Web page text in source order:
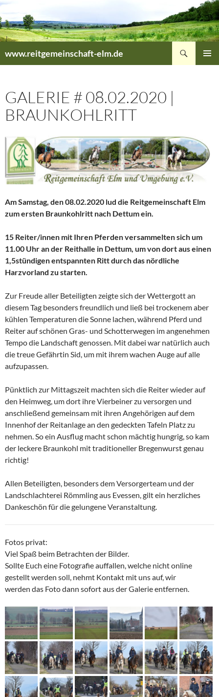
Zum
Inhalt
springen
www.reitgemeinschaft-elm.de
GALERIE # 08.02.2020 |
BRAUNKOHLRITT
Am Samstag, den 08.02.2020 lud die Reitgemeinschaft Elm
zum ersten Braunkohlritt nach Dettum ein.
15 Reiter/innen mit Ihren Pferden versammelten sich um
11.00 Uhr an der Reithalle in Dettum, um von dort aus einen
1,5stündigen entspannten Ritt durch das nördliche
Harzvorland zu starten.
Zur Freude aller Beteiligten zeigte sich der Wettergott an
diesem Tag besonders freundlich und ließ bei trockenem aber
kühlen Temperaturen die Sonne lachen, während Pferd und
Reiter auf schönen Gras- und Schotterwegen im angenehmen
Tempo die Landschaft genossen. Mit dabei war natürlich auch
die treue Gefährtin Sid, um mit ihrem wachen Auge auf alle
aufzupassen.
Pünktlich zur Mittagszeit machten sich die Reiter wieder auf
den Heimweg, um dort ihre Vierbeiner zu versorgen und
anschließend gemeinsam mit ihren Angehörigen auf dem
Innenhof der Reitanlage an den gedeckten Tafeln Platz zu
nehmen. So ein Ausflug macht schon mächtig hungrig, so kam
der leckere Braunkohl mit traditioneller Bregenwurst genau
richtig!
Allen Beteiligten, besonders dem Versorgerteam und der
Landschlachterei Römmling aus Evessen , gilt ein herzliches
Dankeschön für die gelungene Veranstaltung.
Fotos privat:
Viel Spaß beim Betrachten der Bilder.
Sollte Euch eine Fotografie auffallen, welche nicht online
gestellt werden soll, nehmt Kontakt mit uns auf, wir
werden das Foto dann sofort aus der Galerie entfernen.